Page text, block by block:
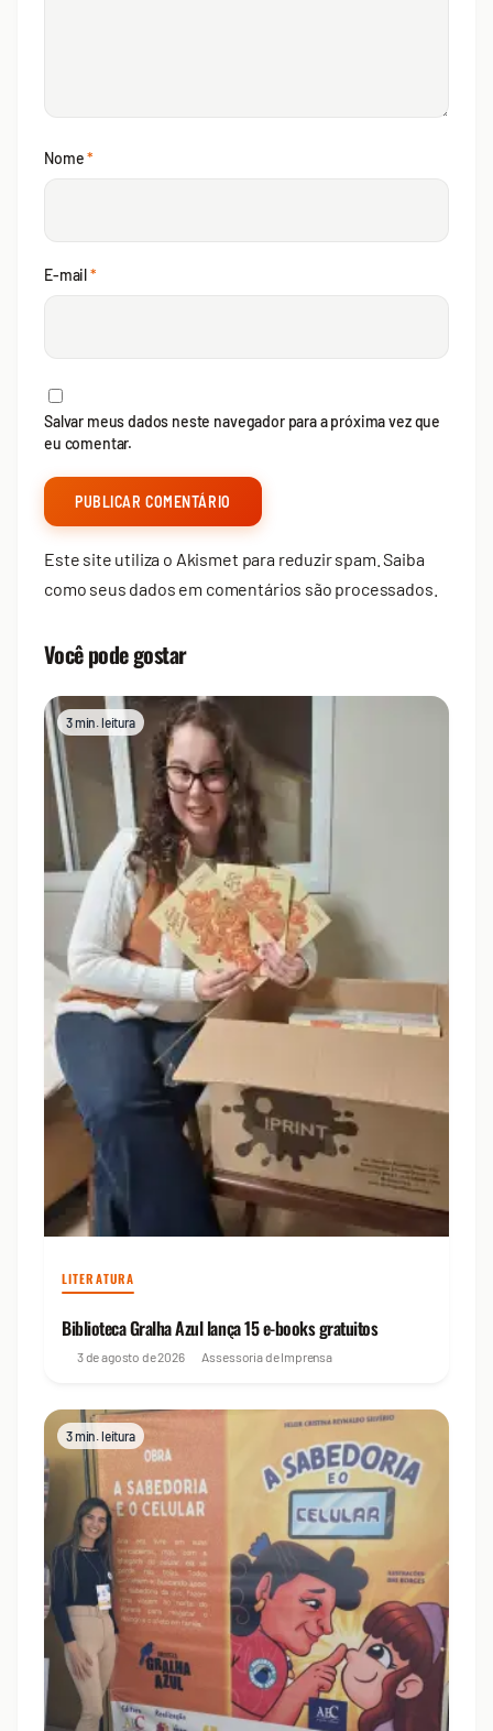
Nome*
E-mail*
Salvar meus dados neste navegador para a próxima vez que
eu comentar.
Este site utiliza o Akismet para reduzir spam.Saiba
como seus dados em comentários são processados
Você pode gostar
3 min. leitura
LITERATURA
Biblioteca Gralha Azul lança 15 e-books gratuitos
3 de agosto de 2026 Assessoria de Imprensa
3 min. leitura